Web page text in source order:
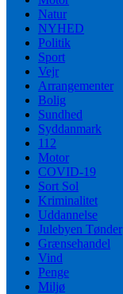
Natur
NYHED
Politik
Sport
Vejr
Arrangementer
Bolig
Sundhed
Syddanmark
112
Motor
COVID-19
Sort Sol
Kriminalitet
Uddannelse
Julebyen Tønder
Grænsehandel
Vind
Penge
Miljø